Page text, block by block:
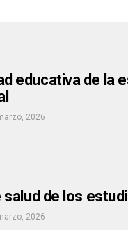
educativa de la
2026
salud de los
2026